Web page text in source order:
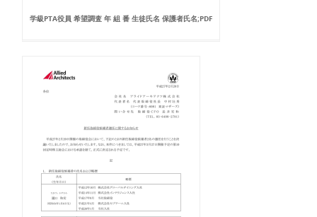
学級PTA役員 希望調査 年 組 番 生徒氏名 保護者氏名;PDF